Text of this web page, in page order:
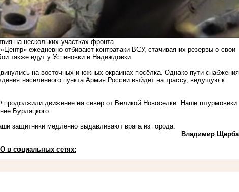
на нескольких участках фронта.
ежедневно отбивают контратаки ВСУ, стачивая их резервы о свои
также идут у Успеновки и Надеждовки.
на восточных и южных окраинах посёлка. Однако пути
населенного пункта Армия России выйдет на трассу, ведущую к
движение на север от Великой Новоселки. Наши штурмовики
Бурлацкого.
защитники медленно выдавливают врага из города.
Владимир
в социальных сетях: